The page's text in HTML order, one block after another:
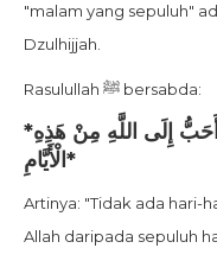
"malam yang sepuluh"
Dzulhijjah.
Rasulullah ﷺ bersabda:
*مَا مِنْ أَيَّامٍ الْعَمَلُ الصَّالِحُ فِيهَا أَحَبُّ إِلَى اللَّهِ مِنْ هَذِهِ
الْأَيَّامِ*
Artinya: "Tidak ada hari-
Allah daripada sepuluh